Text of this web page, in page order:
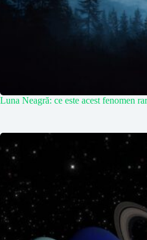
Luna Neagră: ce este acest fenomen